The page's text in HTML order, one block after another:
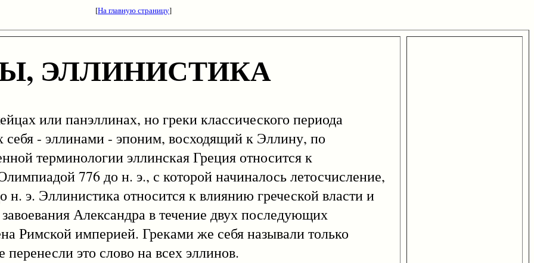
[На главную страницу]
ЭЛЛИНИСТИКА
или панэллинах, но греки классического периода
- эллинами - эпоним, восходящий к Эллину, по
терминологии эллинская Греция относится к
776 до н. э., с которой начиналось летосчисление,
н. э. Эллинистика относится к влиянию греческой власти и
Александра в течение двух последующих
Римской империей. Греками же себя называли только
это слово на всех эллинов.